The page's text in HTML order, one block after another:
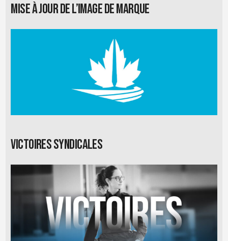
Mise à jour de l’image de marque
Victoires syndicales